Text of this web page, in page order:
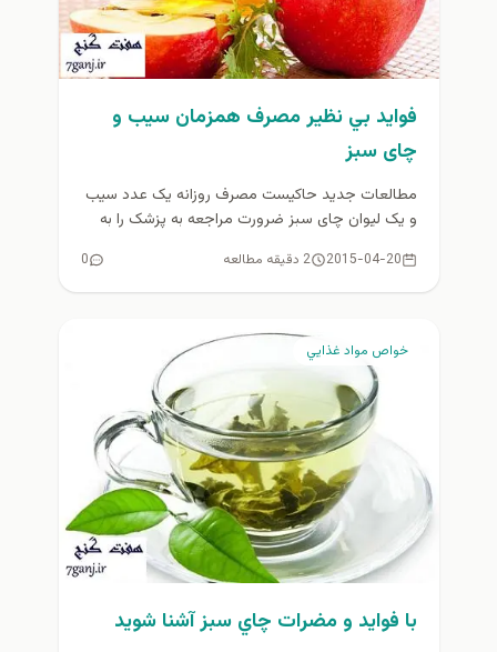
فوايد بي نظير مصرف همزمان سیب و
چای سبز
مطالعات جدید حاکیست مصرف روزانه یک عدد سیب
و یک لیوان چای سبز ضرورت مراجعه به پزشک را به
2015-04-20 2 دقیقه مطالعه 0
خواص مواد غذايي
با فوايد و مضرات چاي سبز آشنا شويد